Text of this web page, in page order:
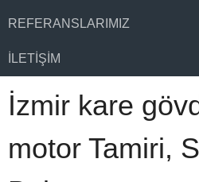
REFERANSLARIMIZ
İLETIŞIM
İzmir kare
motor Tamiri,